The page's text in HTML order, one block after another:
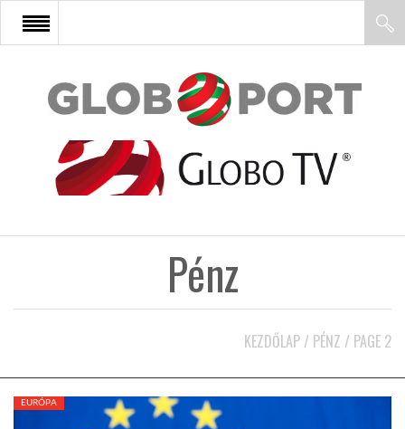
FŐOLDAL
AFRIKA
Pénz
KEZDŐLAP / PÉNZ / PAGE 2
EURÓPA